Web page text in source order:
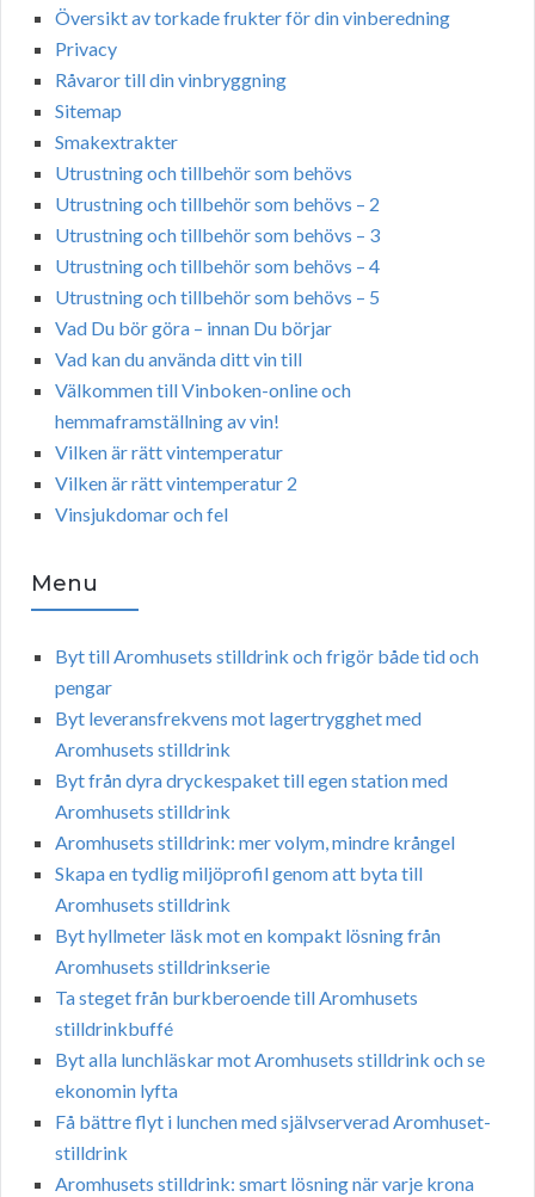
Översikt av torkade frukter för din vinberedning
Privacy
Råvaror till din vinbryggning
Sitemap
Smakextrakter
Utrustning och tillbehör som behövs
Utrustning och tillbehör som behövs – 2
Utrustning och tillbehör som behövs – 3
Utrustning och tillbehör som behövs – 4
Utrustning och tillbehör som behövs – 5
Vad Du bör göra – innan Du börjar
Vad kan du använda ditt vin till
Välkommen till Vinboken-online och
hemmaframställning av vin!
Vilken är rätt vintemperatur
Vilken är rätt vintemperatur 2
Vinsjukdomar och fel
Menu
Byt till Aromhusets stilldrink och frigör både tid och
pengar
Byt leveransfrekvens mot lagertrygghet med
Aromhusets stilldrink
Byt från dyra dryckespaket till egen station med
Aromhusets stilldrink
Aromhusets stilldrink: mer volym, mindre krångel
Skapa en tydlig miljöprofil genom att byta till
Aromhusets stilldrink
Byt hyllmeter läsk mot en kompakt lösning från
Aromhusets stilldrinkserie
Ta steget från burkberoende till Aromhusets
stilldrinkbuffé
Byt alla lunchläskar mot Aromhusets stilldrink och se
ekonomin lyfta
Få bättre flyt i lunchen med självserverad Aromhuset-
stilldrink
Aromhusets stilldrink: smart lösning när varje krona